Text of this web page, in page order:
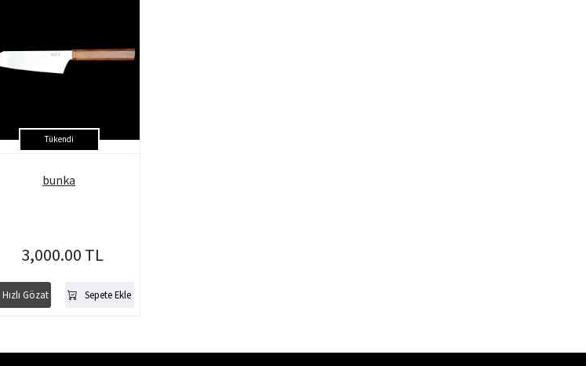
Tükendi
Hızlı Gözat Sepete Ekle
bunka
3,000.00 TL